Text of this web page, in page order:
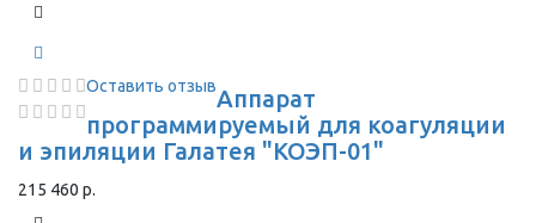
Оставить отзывАппарат
программируемый для коагуляции
и эпиляции Галатея "КОЭП-01"
215 460 р.